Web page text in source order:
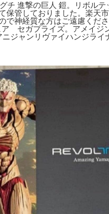
チ 進撃の巨人 鎧。リボル
管しておりました。楽天
で神経質な方はご遠慮くだ
セガプライズ。アメイジ
ジャンリヴァイハンジライ